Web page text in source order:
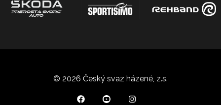
© 2026 Český svaz házené, z.s.